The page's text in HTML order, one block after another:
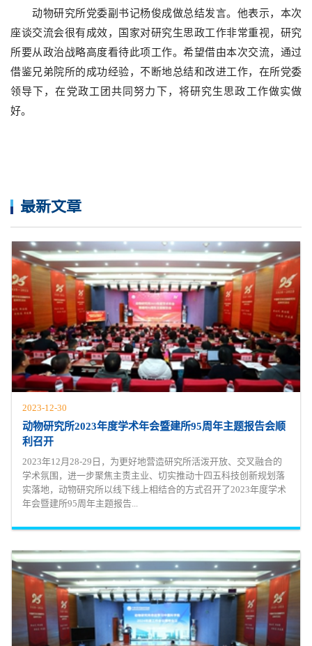
动物研究所党委副书记杨俊成做总结发言。他表示，本次
座谈交流会很有成效，国家对研究生思政工作非常重视，研究
所要从政治战略高度看待此项工作。希望借由本次交流，通过
借鉴兄弟院所的成功经验，不断地总结和改进工作，在所党委
领导下，在党政工团共同努力下，将研究生思政工作做实做
好。
最新文章
2023-12-30
动物研究所2023年度学术年会暨建所95周年主题报告会顺
利召开
2023年12月28-29日，为更好地营造研究所活泼开放、交叉融合的
学术氛围，进一步聚焦主责主业、切实推动十四五科技创新规划落
实落地，动物研究所以线下线上相结合的方式召开了2023年度学术
年会暨建所95周年主题报告...